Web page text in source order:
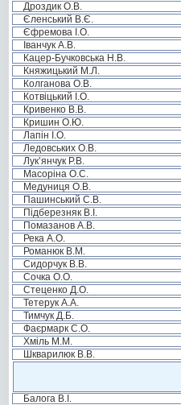
Дроздик О.В.
Єленський В.Є.
Єфремова І.О.
Іванчук А.В.
Кацер-Бучковська Н.В.
Княжицький М.Л.
Колганова О.В.
Котвіцький І.О.
Кривенко В.В.
Кришин О.Ю.
Лапін І.О.
Ледовських О.В.
Лук’янчук Р.В.
Масоріна О.С.
Медуниця О.В.
Пашинський С.В.
Підберезняк В.І.
Помазанов А.В.
Река А.О.
Романюк В.М.
Сидорчук В.В.
Сочка О.О.
Стеценко Д.О.
Тетерук А.А.
Тимчук Д.Б.
Фаєрмарк С.О.
Хміль М.М.
Шкварилюк В.В.
Балога В.І.